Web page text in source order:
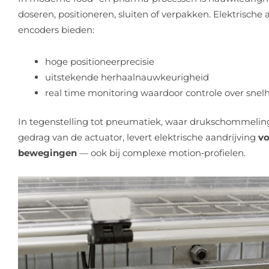
doseren, positioneren, sluiten of verpakken.
encoders bieden:
hoge positioneerprecisie
uitstekende herhaalnauwkeurigheid
real time monitoring waardoor controle over
In tegenstelling tot pneumatiek, waar
gedrag van de actuator, levert elektrische aandrijving
bewegingen — ook bij complexe motion‑profielen.